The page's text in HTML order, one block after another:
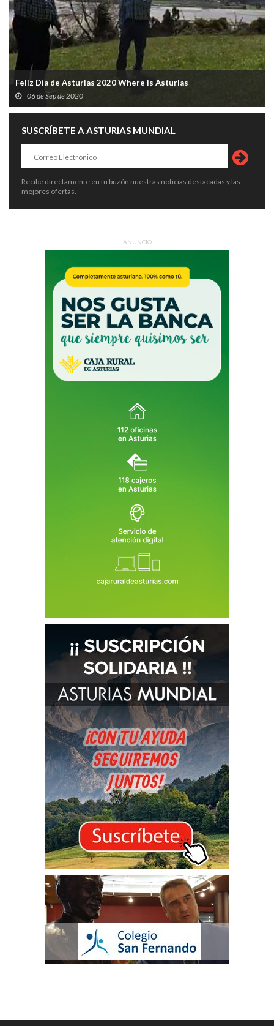
Feliz Día de Asturias 2020 Where is Asturias
06 de Sep de 2020
SUSCRÍBETE A ASTURIAS MUNDIAL
Recibe directamente en tu buzón nuestras noticias destacadas y las
mejores ofertas.
ANUNCIO